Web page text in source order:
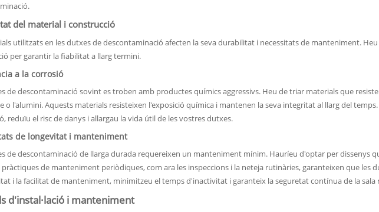
del material i construcció
utilitzats en les dutxes de descontaminació afecten la seva durabilitat i necessitats de manteniment.
per garantir la fiabilitat a llarg termini.
a la corrosió
de descontaminació sovint es troben amb productes químics aggressivs. Heu de triar materials que
o l'alumini. Aquests materials resisteixen l'exposició química i mantenen la seva integritat al llarg del
reduïu el risc de danys i allargau la vida útil de les vostres dutxes.
de longevitat i manteniment
de descontaminació de llarga durada requereixen un manteniment mínim. Hauríeu d'optar per dissenys
pràctiques de manteniment periòdiques, com ara les inspeccions i la neteja rutinàries, garanteixen que les
i la facilitat de manteniment, minimitzeu el temps d'inactivitat i garanteix la seguretat contínua de la sala
d'instal·lació i manteniment